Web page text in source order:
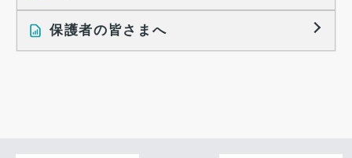
就職活動に関するレポート
就業レディネス研究
インタビュー記事
保護者の皆さまへ